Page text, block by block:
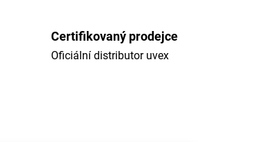
Certifikovaný prodejce
Oficiální distributor uvex